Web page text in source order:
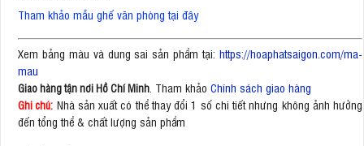
Tham khảo mẫu ghế văn phòng tại đây
Xem bảng màu và dung sai sản phẩm tại: https://hoaphatsaigon.com/ma-
mau
Giao hàng tận nơi Hồ Chí Minh . Tham khảo Chính sách giao hàng
Ghi chú: Nhà sản xuất có thể thay đổi 1 số chi tiết nhưng không ảnh hưởng
đến tổng thể & chất lượng sản phẩm